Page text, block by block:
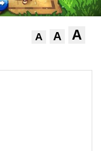
A A A